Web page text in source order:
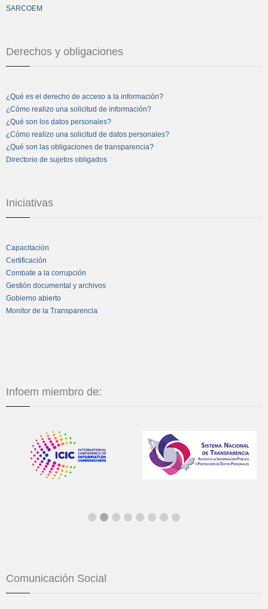
SARCOEM
Derechos y obligaciones
¿Qué es el derecho de acceso a la información?
¿Cómo realizo una solicitud de información?
¿Qué son los datos personales?
¿Cómo realizo una solicitud de datos personales?
¿Qué son las obligaciones de transparencia?
Directorio de sujetos obligados
Iniciativas
Capacitación
Certificación
Combate a la corrupción
Gestión documental y archivos
Gobierno abierto
Monitor de la Transparencia
Infoem miembro de:
Comunicación Social